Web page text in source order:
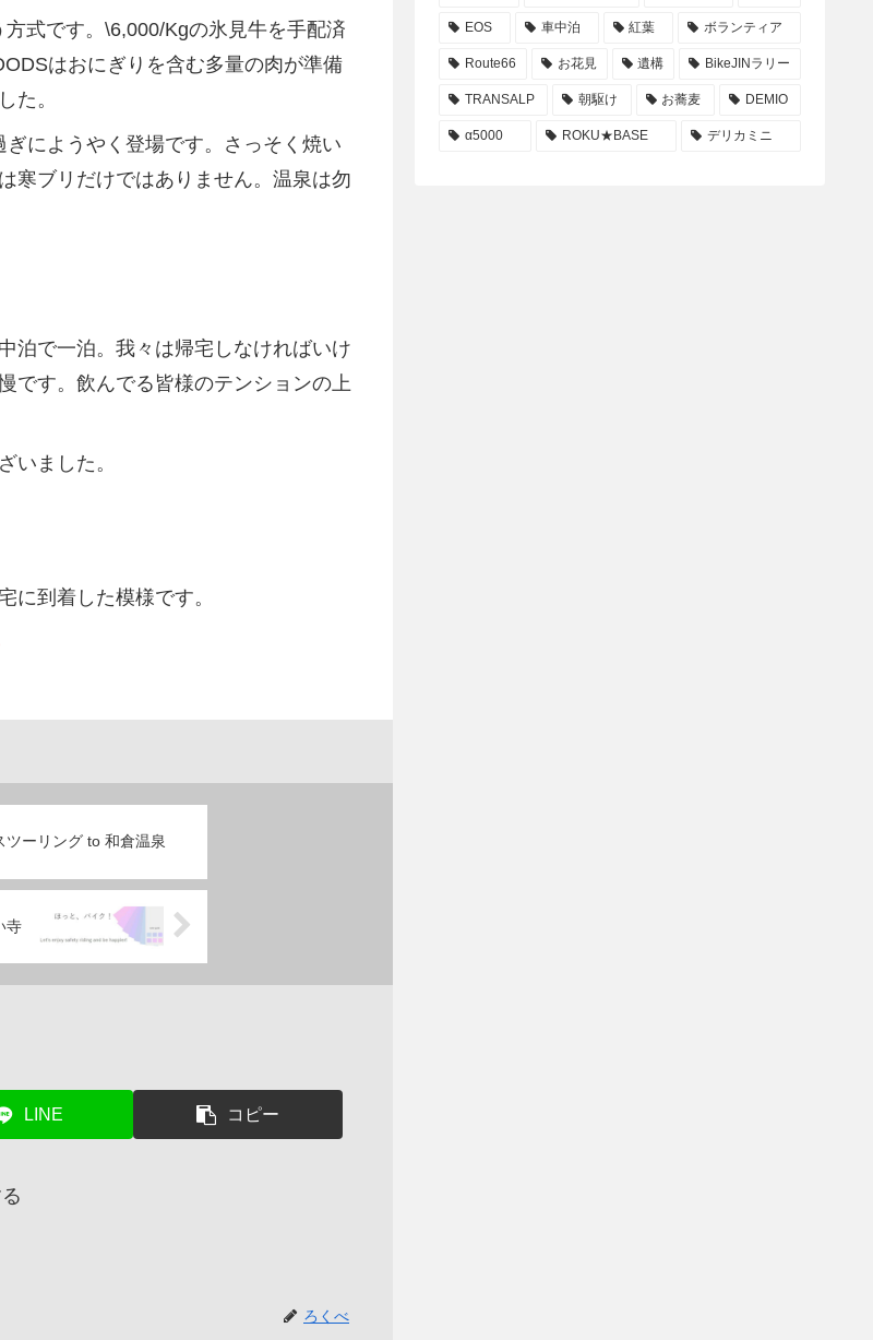
式です。\6,000/Kgの氷見牛を手配済
はおにぎりを含む多量の肉が準備
た。
にようやく登場です。さっそく焼い
寒ブリだけではありません。温泉は勿
泊で一泊。我々は帰宅しなければいけ
です。飲んでる皆様のテンションの上
いました。
到着した模様です。
ーリング to 和倉温泉
寺
LINE コピー
ろくべ
EOS 車中泊 紅葉 ボランティア
Route66 お花見 遺構 BikeJINラリー
TRANSALP 朝駆け お蕎麦 DEMIO
α5000 ROKU★BASE デリカミニ